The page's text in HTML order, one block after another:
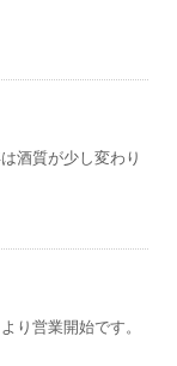
酒質が少し変わり
営業開始です。